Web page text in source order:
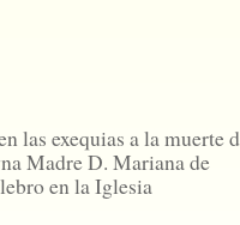
las exequias a la muerte
Madre D. Mariana de
en la Iglesia